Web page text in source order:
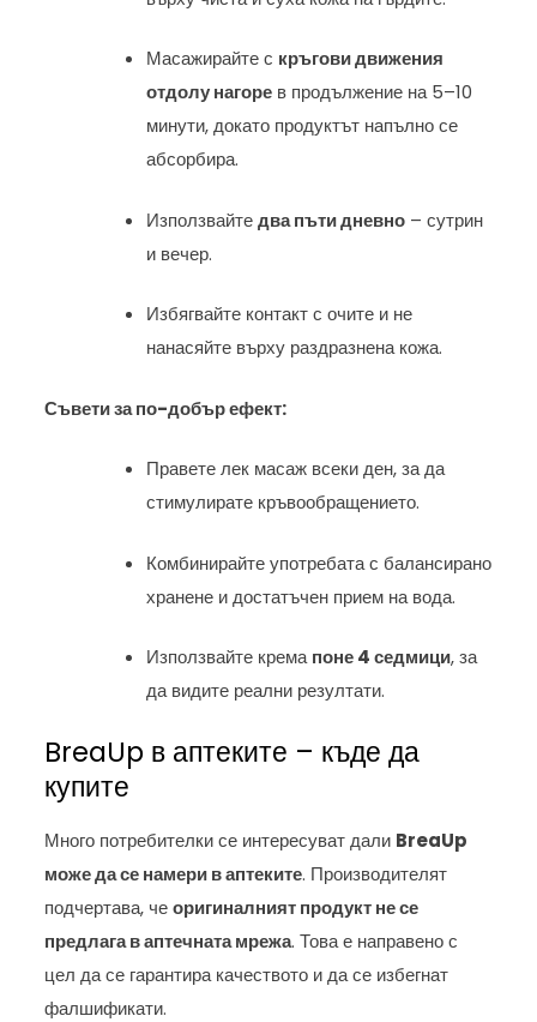
Масажирайте с кръгови движения
отдолу нагоре в продължение на 5–10
минути, докато продуктът напълно се
абсорбира.
Използвайтедва пъти дневно – сутрин
и вечер.
Избягвайте контакт с очите и не
нанасяйте върху раздразнена кожа.
Съвети за по-добър ефект:
Правете лек масаж всеки ден, за да
стимулирате кръвообращението.
Комбинирайте употребата с балансирано
хранене и достатъчен прием на вода.
Използвайте кремапоне 4 седмици, за
да видите реални резултати.
BreaUp в аптеките – къде да
купите
Много потребителки се интересуват дали BreaUp
може да се намери в аптеките. Производителят
подчертава, чеоригиналният продукт не се
предлага в аптечната мрежа. Това е направено с
цел да се гарантира качеството и да се избегнат
фалшификати.